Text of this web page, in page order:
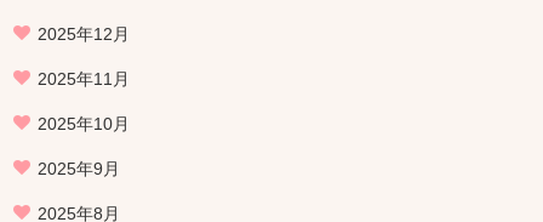
2025年12月
2025年11月
2025年10月
2025年9月
2025年8月